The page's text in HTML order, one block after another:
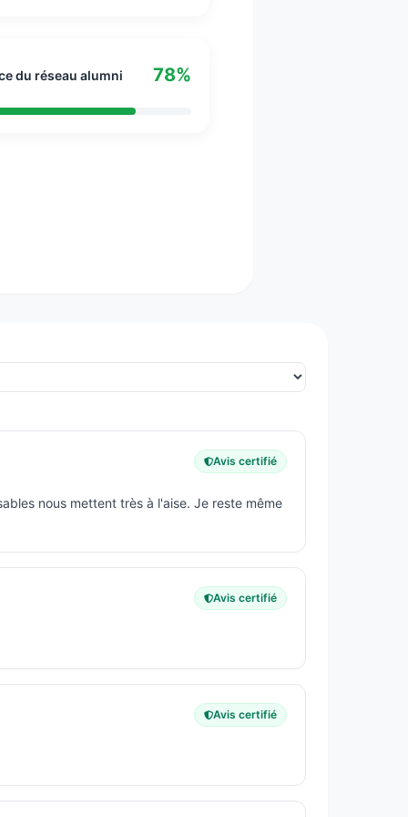
les développeurs, les infographistes
poursuivre votre parcours avec 3
sont ouverts à tous les détenteurs d’un
du réseau alumni 78%
Avis certifié
nous mettent très à l'aise. Je reste même
Avis certifié
Avis certifié